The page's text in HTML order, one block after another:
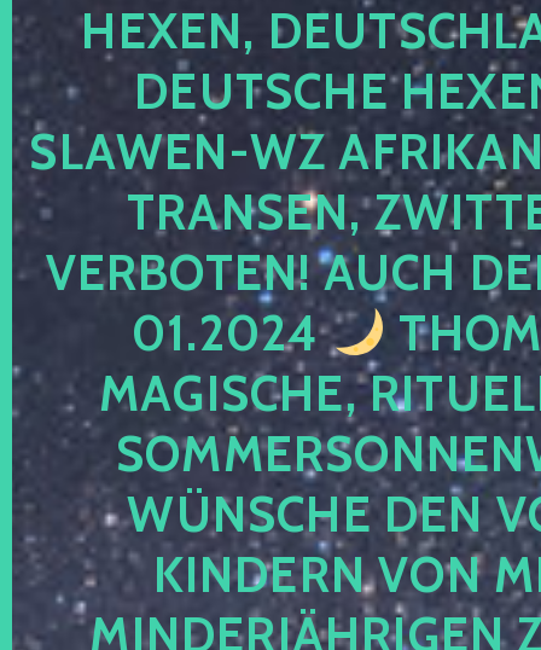
HEXEN,
DEUTSCHE
SLAWEN-WZ
TRANSEN,
VERBOTEN! AUCH
01.2024
MAGISCHE,
WÜNSCHE DEN
KINDERN VON
MINDERJÄHRIGEN